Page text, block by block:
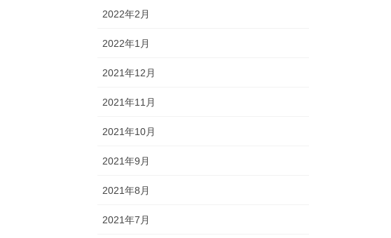
2022年2月
2022年1月
2021年12月
2021年11月
2021年10月
2021年9月
2021年8月
2021年7月